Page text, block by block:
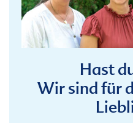
Hast
Wir sind für